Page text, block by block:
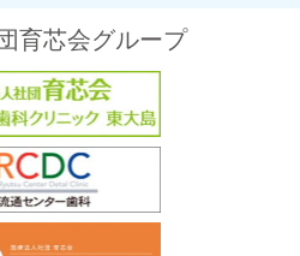
育芯会グループ